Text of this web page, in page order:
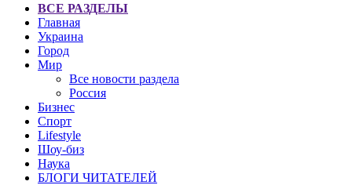
ВСЕ РАЗДЕЛЫ
Главная
Украина
Город
Мир
Все новости раздела
Россия
Бизнес
Спорт
Lifestyle
Шоу-биз
Наука
БЛОГИ ЧИТАТЕЛЕЙ